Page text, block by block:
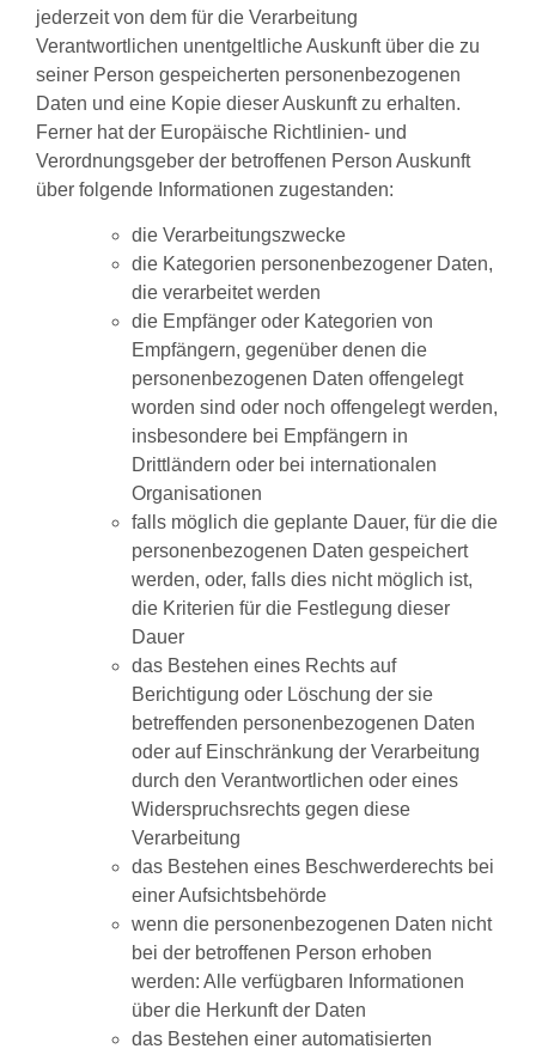
jederzeit von dem für die Verarbeitung
Verantwortlichen unentgeltliche Auskunft über die zu
seiner Person gespeicherten personenbezogenen
Daten und eine Kopie dieser Auskunft zu erhalten.
Ferner hat der Europäische Richtlinien- und
Verordnungsgeber der betroffenen Person Auskunft
über folgende Informationen zugestanden:
die Verarbeitungszwecke
die Kategorien personenbezogener Daten,
die verarbeitet werden
die Empfänger oder Kategorien von
Empfängern, gegenüber denen die
personenbezogenen Daten offengelegt
worden sind oder noch offengelegt werden,
insbesondere bei Empfängern in
Drittländern oder bei internationalen
Organisationen
falls möglich die geplante Dauer, für die die
personenbezogenen Daten gespeichert
werden, oder, falls dies nicht möglich ist,
die Kriterien für die Festlegung dieser
Dauer
das Bestehen eines Rechts auf
Berichtigung oder Löschung der sie
betreffenden personenbezogenen Daten
oder auf Einschränkung der Verarbeitung
durch den Verantwortlichen oder eines
Widerspruchsrechts gegen diese
Verarbeitung
das Bestehen eines Beschwerderechts bei
einer Aufsichtsbehörde
wenn die personenbezogenen Daten nicht
bei der betroffenen Person erhoben
werden: Alle verfügbaren Informationen
über die Herkunft der Daten
das Bestehen einer automatisierten